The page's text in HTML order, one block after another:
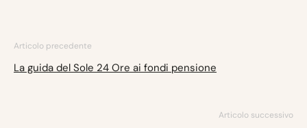
Articolo precedente
La guida del Sole 24 Ore ai fondi pensione
Articolo successivo